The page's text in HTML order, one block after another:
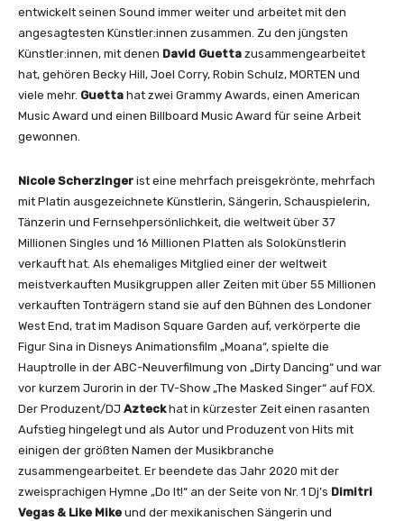
entwickelt seinen Sound immer weiter und arbeitet mit den
angesagtesten Künstler:innen zusammen. Zu den jüngsten
Künstler:innen, mit denen David Guetta zusammengearbeitet
hat, gehören Becky Hill, Joel Corry, Robin Schulz, MORTEN und
viele mehr. Guetta hat zwei Grammy Awards, einen American
Music Award und einen Billboard Music Award für seine Arbeit
gewonnen.
Nicole Scherzinger ist eine mehrfach preisgekrönte, mehrfach
mit Platin ausgezeichnete Künstlerin, Sängerin, Schauspielerin,
Tänzerin und Fernsehpersönlichkeit, die weltweit über 37
Millionen Singles und 16 Millionen Platten als Solokünstlerin
verkauft hat. Als ehemaliges Mitglied einer der weltweit
meistverkauften Musikgruppen aller Zeiten mit über 55 Millionen
verkauften Tonträgern stand sie auf den Bühnen des Londoner
West End, trat im Madison Square Garden auf, verkörperte die
Figur Sina in Disneys Animationsfilm „Moana“, spielte die
Hauptrolle in der ABC-Neuverfilmung von „Dirty Dancing“ und war
vor kurzem Jurorin in der TV-Show „The Masked Singer“ auf FOX.
Der Produzent/DJ Azteckhat in kürzester Zeit einen rasanten
Aufstieg hingelegt und als Autor und Produzent von Hits mit
einigen der größten Namen der Musikbranche
zusammengearbeitet. Er beendete das Jahr 2020 mit der
zweisprachigen Hymne „Do It!“ an der Seite von Nr. 1 Dj’s Dimitri
Vegas & Like Mike und der mexikanischen Sängerin und